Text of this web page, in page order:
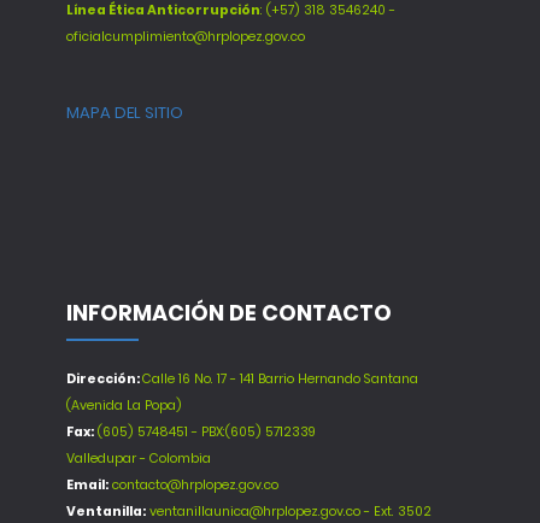
Línea Ética Anticorrupción: (+57) 318 3546240 -
oficialcumplimiento@hrplopez.gov.co
MAPA DEL SITIO
INFORMACIÓN DE CONTACTO
Dirección:Calle 16 No. 17 - 141 Barrio Hernando Santana
(Avenida La Popa)
Fax: (605) 5748451 - PBX:(605) 5712339
Valledupar - Colombia
Email: contacto@hrplopez.gov.co
Ventanilla: ventanillaunica@hrplopez.gov.co - Ext. 3502